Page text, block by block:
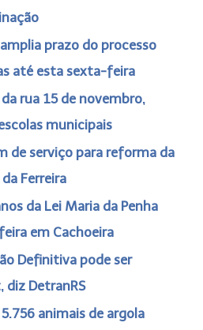
prazo do processo
até esta sexta-feira
rua 15 de novembro,
municipais
de serviço para reforma da
Ferreira
da Lei Maria da Penha
em Cachoeira
Definitiva pode ser
DetranRS
animais de argola